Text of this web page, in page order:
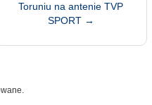
Toruniu na antenie TVP
SPORT →